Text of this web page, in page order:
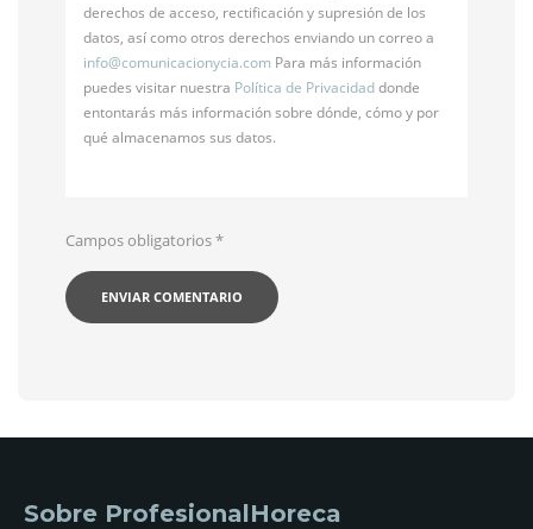
derechos de acceso, rectificación y supresión de los
datos, así como otros derechos enviando un correo a
info@comunicacionycia.com Para más información
puedes visitar nuestra Política de Privacidaddonde
entontarás más información sobre dónde, cómo y por
qué almacenamos sus datos.
Campos obligatorios*
Sobre ProfesionalHoreca